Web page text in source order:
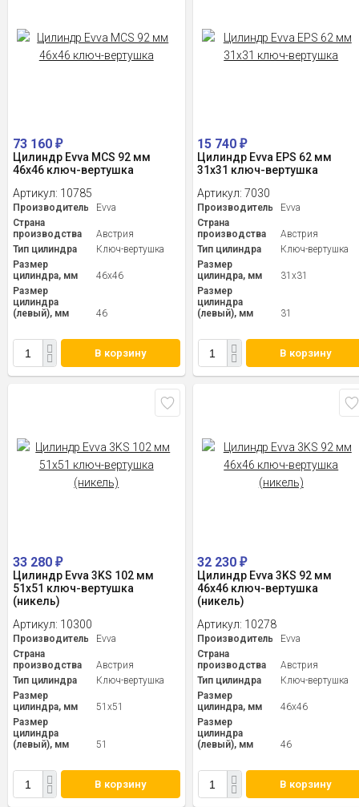
73 160 ₽
Цилиндр Evva MCS 92 мм
46x46 ключ-вертушка
Артикул: 10785
Производитель
Evva
Страна
производства
Австрия
Тип цилиндра
Ключ-вертушка
Размер
цилиндра, мм
46x46
Размер
цилиндра
(левый), мм
46
В корзину
15 740₽
Цилиндр Evva EPS 62 мм
31x31 ключ-вертушка
Артикул:7030
Производитель
Evva
Страна
производства
Австрия
Тип цилиндра
Ключ-вертушка
Размер
цилиндра, мм
31x31
Размер
цилиндра
(левый), мм
31
В корзину
33 280 ₽
Цилиндр Evva 3KS 102 мм
51x51 ключ-вертушка
(никель)
Артикул: 10300
Производитель
Evva
Страна
производства
Австрия
Тип цилиндра
Ключ-вертушка
Размер
цилиндра, мм
51x51
Размер
цилиндра
(левый), мм
51
В корзину
32 230₽
Цилиндр Evva 3KS 92 мм
46x46 ключ-вертушка
(никель)
Артикул: 10278
Производитель
Evva
Страна
производства
Австрия
Тип цилиндра
Ключ-вертушка
Размер
цилиндра, мм
46x46
Размер
цилиндра
(левый), мм
46
В корзину